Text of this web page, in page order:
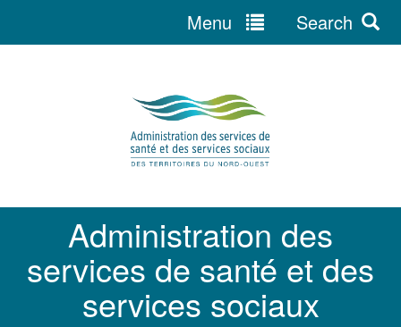
Administration des
services de santé et des
services sociaux
Menu Search